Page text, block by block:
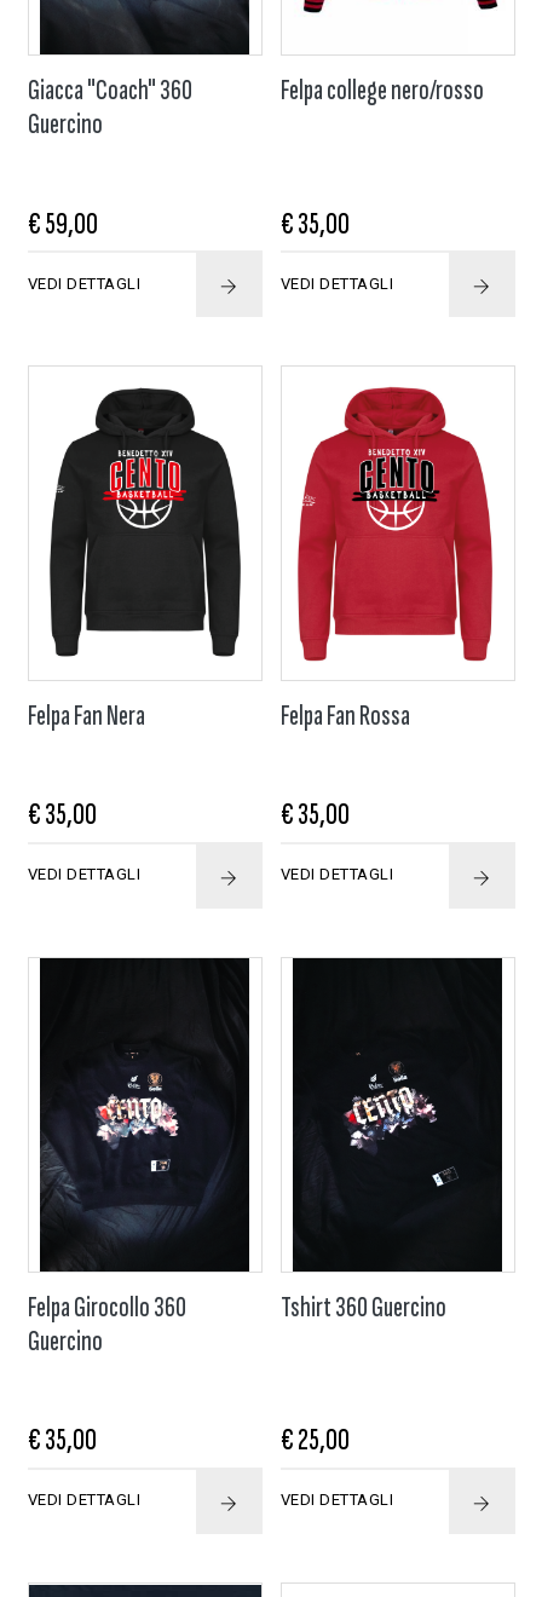
Giacca "Coach" 360
Guercino
€ 59,00
VEDI DETTAGLI
Felpa college nero/rosso
€ 35,00
VEDI DETTAGLI
Felpa Fan Nera
€ 35,00
VEDI DETTAGLI
Felpa Fan Rossa
€ 35,00
VEDI DETTAGLI
Felpa Girocollo 360
Guercino
€ 35,00
VEDI DETTAGLI
Tshirt 360 Guercino
€ 25,00
VEDI DETTAGLI